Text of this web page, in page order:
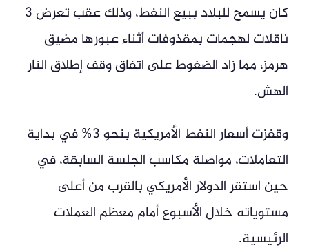
كان يسمح للبلاد ببيع النفط، وذلك عقب تعرض 3
ناقلات لهجمات بمقذوفات أثناء عبورها مضيق
هرمز، مما زاد الضغوط على اتفاق وقف إطلاق النار
الهش.
وقفزت أسعار النفط الأمريكية بنحو 3% في بداية
التعاملات، مواصلة مكاسب الجلسة السابقة، في
حين استقر الدولار الأمريكي بالقرب من أعلى
مستوياته خلال الأسبوع أمام معظم العملات
الرئيسية.